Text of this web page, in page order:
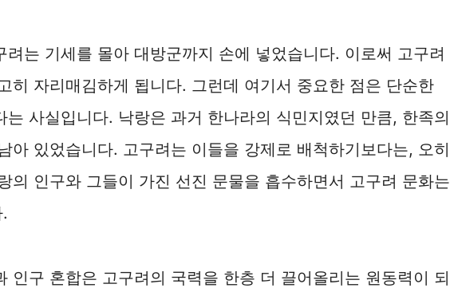
려는 기세를 몰아 대방군까지 손에 넣었습니다. 이로써 고구려
히 자리매김하게 됩니다. 그런데 여기서 중요한 점은 단순한
는 사실입니다. 낙랑은 과거 한나라의 식민지였던 만큼, 한족의
아 있었습니다. 고구려는 이들을 강제로 배척하기보다는, 오히
의 인구와 그들이 가진 선진 문물을 흡수하면서 고구려 문화는
인구 혼합은 고구려의 국력을 한층 더 끌어올리는 원동력이 되